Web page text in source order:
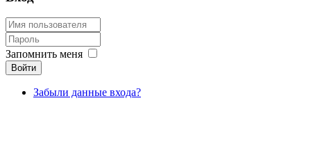
Запомнить меня
Войти
Забыли данные входа?